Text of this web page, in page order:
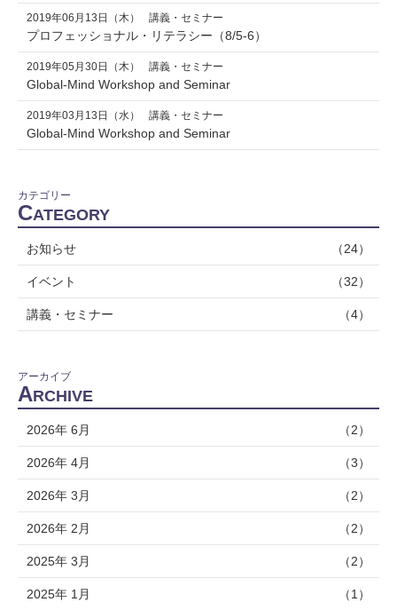
2019年06月13日（木） 講義・セミナー
プロフェッショナル・リテラシー（8/5-6）
2019年05月30日（木） 講義・セミナー
Global-Mind Workshop and Seminar
2019年03月13日（水） 講義・セミナー
Global-Mind Workshop and Seminar
カテゴリー
CATEGORY
お知らせ （24）
イベント （32）
講義・セミナー （4）
アーカイブ
ARCHIVE
2026年 6月 （2）
2026年 4月 （3）
2026年 3月 （2）
2026年 2月 （2）
2025年 3月 （2）
2025年 1月 （1）